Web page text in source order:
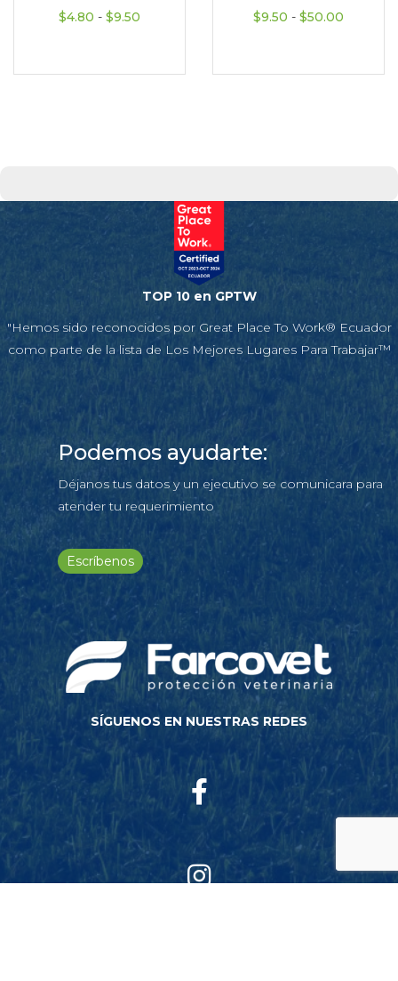
$4.80 - $9.50 Rango de precios: desde $4.80 hasta
$9.50 - $50.00
TOP 10 en GPTW
"Hemos sido reconocidos por Great Place To Work® Ecuador
como parte de la lista de Los Mejores Lugares Para Trabajar™
Podemos ayudarte:
Déjanos tus datos y un ejecutivo se comunicara para
atender tu requerimiento
Escríbenos
SÍGUENOS EN NUESTRAS REDES